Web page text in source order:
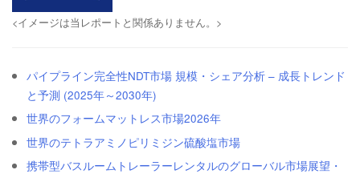
<イメージは当レポートと関係ありません。>
パイプライン完全性NDT市場 規模・シェア分析 – 成長トレンド
と予測 (2025年～2030年)
世界のフォームマットレス市場2026年
世界のテトラアミノピリミジン硫酸塩市場
携帯型バスルームトレーラーレンタルのグローバル市場展望・